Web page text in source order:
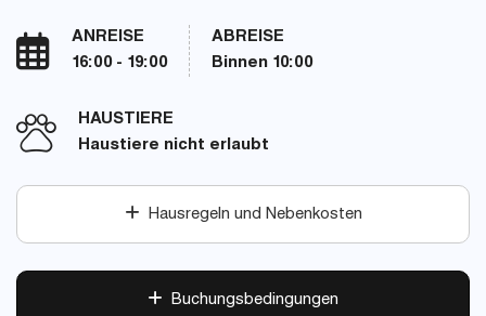
ANREISE
16:00 - 19:00
ABREISE
Binnen 10:00
HAUSTIERE
Haustiere nicht erlaubt
Hausregeln und Nebenkosten
Buchungsbedingungen